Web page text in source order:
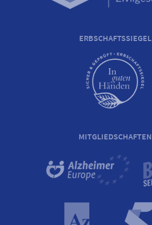
ERBSCHAFTSSIEGEL
MITGLIEDSCHAFTEN